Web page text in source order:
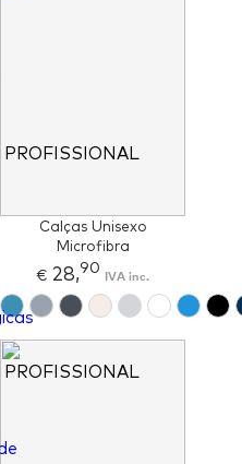
PROFISSIONAL
PROFISSIONAL
Calças Unisexo
Microfibra
€ 28,90 IVA inc.